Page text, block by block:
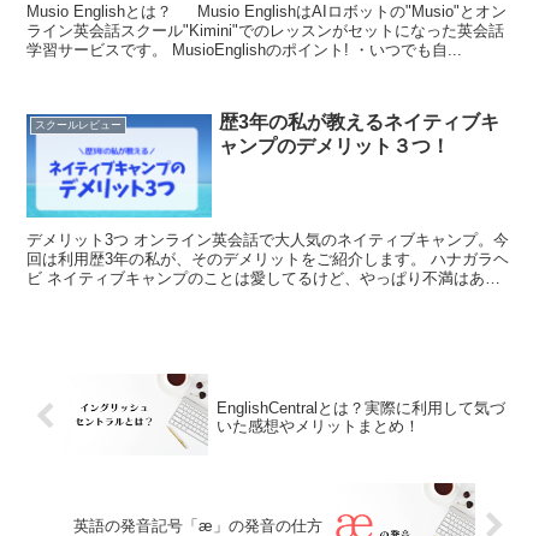
Musio Englishとは？ Musio EnglishはAIロボットの"Musio"とオン
ライン英会話スクール"Kimini"でのレッスンがセットになった英会話
学習サービスです。 MusioEnglishのポイント! ・いつでも自...
スクールレビュー
歴3年の私が教えるネイティブキ
ャンプのデメリット３つ！
デメリット3つ オンライン英会話で大人気のネイティブキャンプ。今
回は利用歴3年の私が、そのデメリットをご紹介します。 ハナガラヘ
ビ ネイティブキャンプのことは愛してるけど、やっぱり不満はある
EnglishCentralとは？実際に利用して気づ
いた感想やメリットまとめ！
英語の発音記号「æ」の発音の仕方